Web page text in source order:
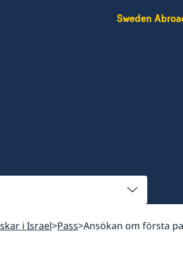
Sweden
i Israel Pass Ansökan om första